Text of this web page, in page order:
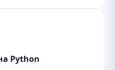
Python